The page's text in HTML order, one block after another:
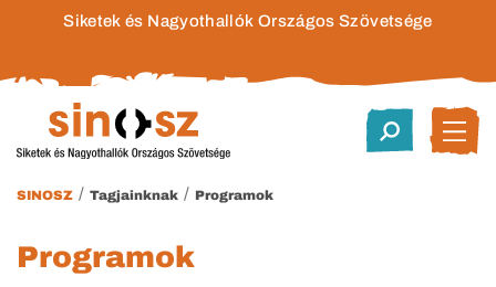
Siketek és Nagyothallók Országos Szövetsége
SINOSZ / Tagjainknak / Programok
Programok